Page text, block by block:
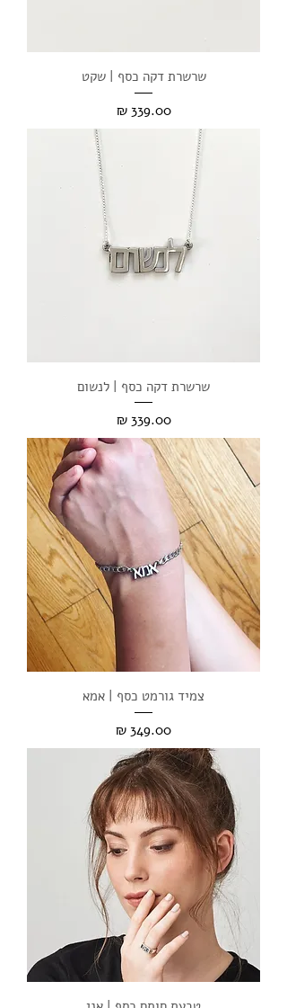
שרשרת דקה כסף | שקט
מחיר‏339.00 ‏₪
שרשרת דקה כסף | לנשום
מחיר‏339.00 ‏₪
צמיד גורמט כסף | אמא
מחיר